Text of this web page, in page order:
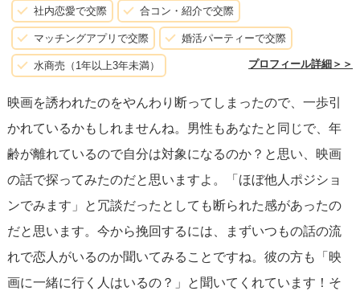
るでしょうが、お互いに尊重し合い、趣味が合い、楽しく
コミュニケーションできることは価値のある関係の起点
す。年齢だけでなく、価値観や人となりを大切にして、関
最後に、
期待しすぎず、でも小さな一歩を踏み出す勇気を
持って、彼との関係性について探っていくことをお勧めし
ます。あなたの恋が素晴らしいものになりますように。
社内恋愛で交際 合コン・紹介で交際
マッチングアプリで交際 婚活パーティーで交際
水商売（1年以上3年未満） プロフィール詳細＞＞
映画を誘われたのをやんわり断ってしまったので、一歩引
かれているかもしれませんね。男性もあなたと同じで、年
齢が離れているので自分は対象になるのか？と思い、映画
の話で探ってみたのだと思いますよ。「ほぼ他人ポジショ
ンでみます」と冗談だったとしても断られた感があったの
だと思います。今から挽回するには、まずいつもの話の流
れで恋人がいるのか聞いてみることですね。彼の方も「映
画に一緒に行く人はいるの？」と聞いてくれています！そ